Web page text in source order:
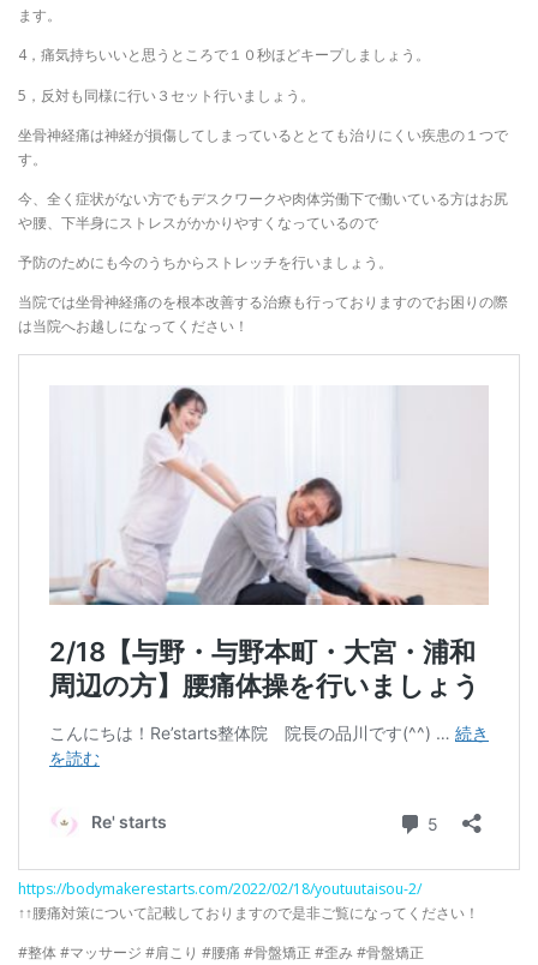
ます。
4，痛気持ちいいと思うところで１０秒ほどキープしましょう。
5，反対も同様に行い３セット行いましょう。
坐骨神経痛は神経が損傷してしまっているととても治りにくい疾患の１つで
す。
今、全く症状がない方でもデスクワークや肉体労働下で働いている方はお尻
や腰、下半身にストレスがかかりやすくなっているので
予防のためにも今のうちからストレッチを行いましょう。
当院では坐骨神経痛のを根本改善する治療も行っておりますのでお困りの際
は当院へお越しになってください！
https://bodymakerestarts.com/2022/02/18/youtuutaisou-2/
↑↑腰痛対策について記載しておりますので是非ご覧になってください！
#整体 #マッサージ #肩こり #腰痛 #骨盤矯正 #歪み #骨盤矯正